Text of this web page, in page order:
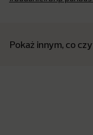
Pokaż innym, co